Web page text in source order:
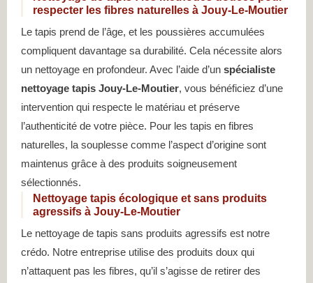
respecter les fibres naturelles à Jouy-Le-Moutier
Le tapis prend de l’âge, et les poussières accumulées
compliquent davantage sa durabilité. Cela nécessite alors
un nettoyage en profondeur. Avec l’aide d’un spécialiste
nettoyage tapis Jouy-Le-Moutier, vous bénéficiez d’une
intervention qui respecte le matériau et préserve
l’authenticité de votre pièce. Pour les tapis en fibres
naturelles, la souplesse comme l’aspect d’origine sont
maintenus grâce à des produits soigneusement
sélectionnés.
Nettoyage tapis écologique et sans produits
agressifs à Jouy-Le-Moutier
Le nettoyage de tapis sans produits agressifs est notre
crédo. Notre entreprise utilise des produits doux qui
n’attaquent pas les fibres, qu’il s’agisse de retirer des